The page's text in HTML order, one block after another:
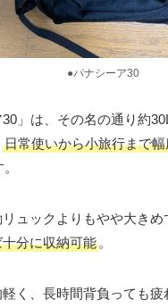
●パナシーア30
30」は、その名の通り約
日常使いから小旅行まで
ュックよりもやや大きめ
分に収納可能 。
く、長時間背負っても疲